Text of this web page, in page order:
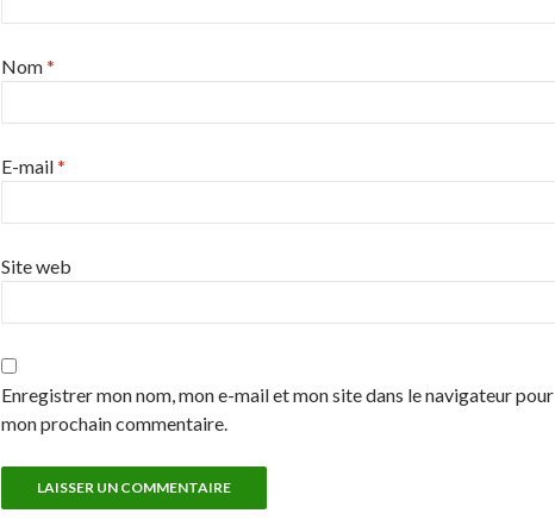
Nom*
E-mail*
Site web
Enregistrer mon nom, mon e-mail et mon site dans le navigateur pour
mon prochain commentaire.